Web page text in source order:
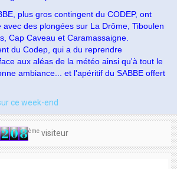
plus gros contingent du CODEP, ont
avec des plongées sur La Drôme, Tiboulen
Cap Caveau et Caramassaigne.
du Codep, qui a du reprendre
aux aléas de la météo ainsi qu'à tout le
ambiance... et l'apéritif du SABBE offert
ce week-end
ème visiteur